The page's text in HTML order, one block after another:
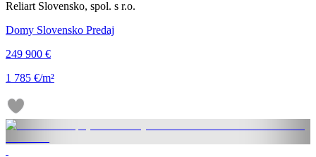
Reliart Slovensko, spol. s r.o.
Domy Slovensko Predaj
249 900 €
1 785 €/m²